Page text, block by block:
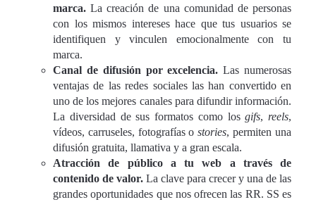
marca. La creación de una comunidad de personas
con los mismos intereses hace que tus usuarios se
identifiquen y vinculen emocionalmente con tu
marca.
Canal de difusión por excelencia. Las numerosas
ventajas de las redes sociales las han convertido en
uno de los mejores canales para difundir información.
La diversidad de sus formatos como losgifs, reels,
vídeos, carruseles, fotografías ostories, permiten una
difusión gratuita, llamativa y a gran escala.
Atracción de público a tu web a través de
contenido de valor. La clave para crecer y una de las
grandes oportunidades que nos ofrecen las RR. SS es